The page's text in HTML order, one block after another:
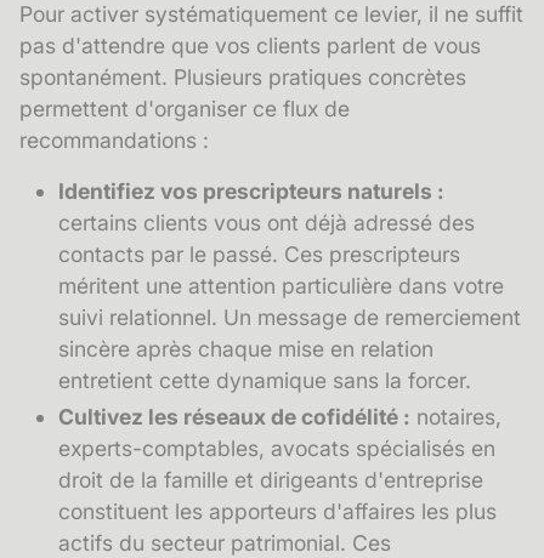
Pour activer systématiquement ce levier, il ne suffit
pas d'attendre que vos clients parlent de vous
spontanément. Plusieurs pratiques concrètes
permettent d'organiser ce flux de
recommandations :
Identifiez vos prescripteurs naturels :
certains clients vous ont déjà adressé des
contacts par le passé. Ces prescripteurs
méritent une attention particulière dans votre
suivi relationnel. Un message de remerciement
sincère après chaque mise en relation
entretient cette dynamique sans la forcer.
Cultivez les réseaux de cofidélité : notaires,
experts-comptables, avocats spécialisés en
droit de la famille et dirigeants d'entreprise
constituent les apporteurs d'affaires les plus
actifs du secteur patrimonial. Ces